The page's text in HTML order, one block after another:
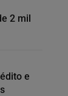
2 mil
e